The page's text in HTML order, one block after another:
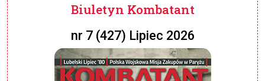
Biuletyn Kombatant
nr 7 (427) Lipiec 2026